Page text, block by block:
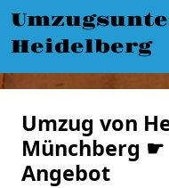
Heidelberg
Umzug von
Münchberg ☛
Angebot